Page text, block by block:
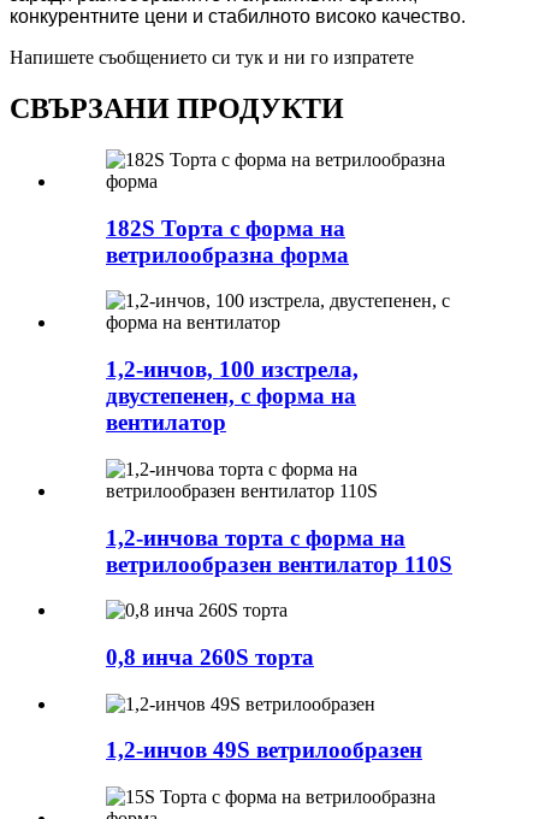
конкурентните цени и стабилното високо качество.
Напишете съобщението си тук и ни го изпратете
СВЪРЗАНИ ПРОДУКТИ
182S Торта с форма на
ветрилообразна форма
1,2-инчов, 100 изстрела,
двустепенен, с форма на
вентилатор
1,2-инчова торта с форма на
ветрилообразен вентилатор 110S
0,8 инча 260S торта
1,2-инчов 49S ветрилообразен